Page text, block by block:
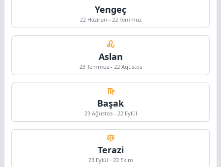
Yengeç
22 Haziran - 22 Temmuz
Aslan
23 Temmuz - 22 Ağustos
Başak
23 Ağustos - 22 Eylül
Terazi
23 Eylül - 22 Ekim